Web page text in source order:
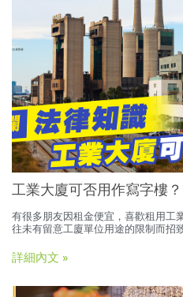
工業大廈可否用作寫字樓？
有很多朋友因租金便宜，喜歡租用工
往未有留意工廈單位用途的限制而招
詳細內文 »